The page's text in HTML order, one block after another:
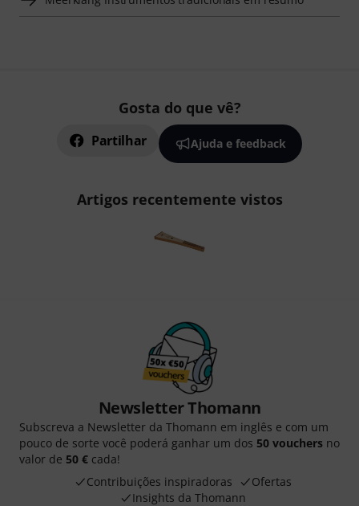
Gosta do que vê?
Partilhar Ajuda e feedback
Artigos recentemente vistos
Newsletter Thomann
Subscreva a Newsletter da Thomann em inglês e com um
pouco de sorte você poderá ganhar um dos 50 vouchers no
valor de 50 € cada!
Contribuições inspiradoras
Ofertas
Insights da Thomann